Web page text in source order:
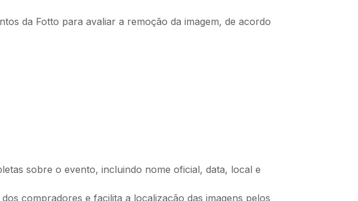
da Fotto para avaliar a remoção da imagem, de acordo
sobre o evento, incluindo nome oficial, data, local e
compradores e facilita a localização das imagens pelos